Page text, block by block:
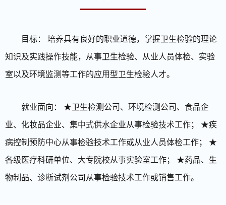
目标： 培养具有良好的职业道德，掌握卫生检验的理论
知识及实践操作技能，从事卫生检验、从业人员体检、实验
室以及环境监测等工作的应用型卫生检验人才。
就业面向： ★卫生检测公司、环境检测公司、食品企
业、化妆品企业、集中式供水企业从事检验技术工作； ★疾
病控制预防中心从事检验技术工作或从业人员体检工作； ★
各级医疗科研单位、大专院校从事实验室工作； ★药品、生
物制品、诊断试剂公司从事检验技术工作或销售工作。